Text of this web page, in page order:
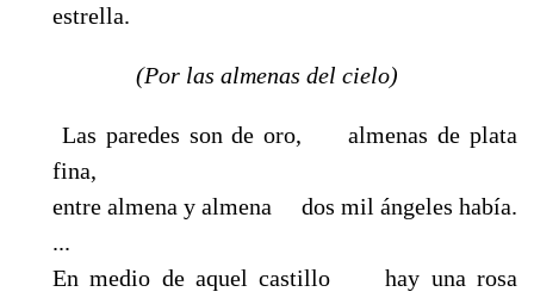
estrella.
(Por las almenas del cielo)
Las paredes son de oro, almenas de plata
fina,
entre almena y almena dos mil ángeles había.
...
En medio de aquel castillo hay una rosa